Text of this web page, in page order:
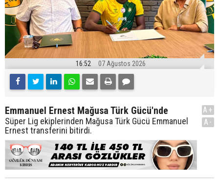
16:52 07 Ağustos 2026
Emmanuel Ernest Mağusa Türk Gücü'nde
Süper Lig ekiplerinden Mağusa Türk Gücü Emmanuel
Ernest transferini bitirdi.
A+
A-